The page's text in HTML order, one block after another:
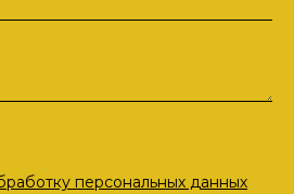
персональных данных